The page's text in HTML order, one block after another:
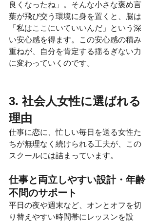
良くなったね」。そんな小さな褒め言
葉が飛び交う環境に身を置くと、脳は
「私はここにいていいんだ」という深
い安心感を得ます。この安心感の積み
重ねが、自分を肯定する揺るぎない力
に変わっていくのです。
3. 社会人女性に選ばれる
理由
仕事に恋に、忙しい毎日を送る女性た
ちが無理なく続けられる工夫が、この
スクールには詰まっています。
仕事と両立しやすい設計・年齢
不問のサポート
平日の夜や週末など、オンとオフを切
り替えやすい時間帯にレッスンを設